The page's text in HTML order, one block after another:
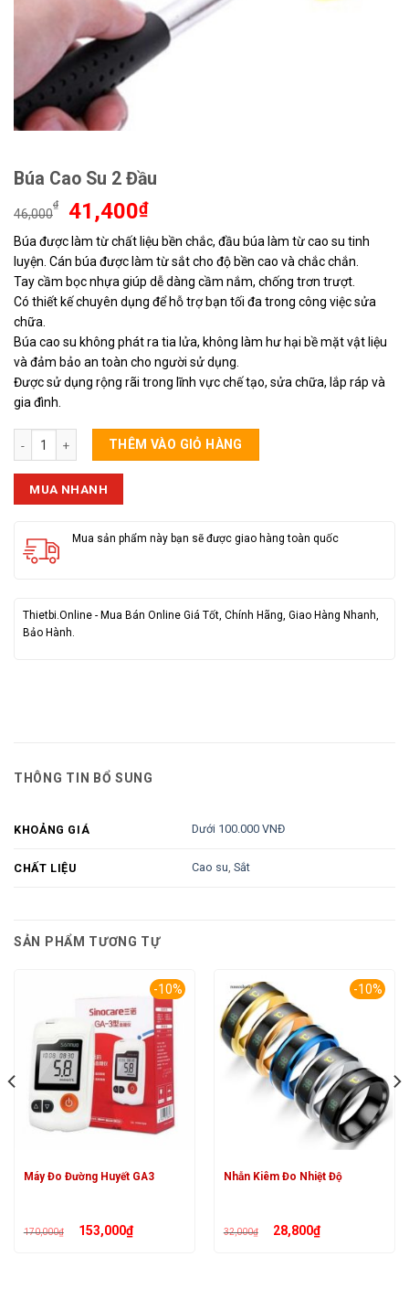
Búa Cao Su 2 Đầu
46,000
₫
Giá
gốc
là:
46,000₫.
41,400₫Giá
tại
là:
41,400₫.
Búa được làm từ chất liệu bền chắc, đầu búa làm từ cao su tinh
luyện. Cán búa được làm từ sắt cho độ bền cao và chắc chắn.
Tay cầm bọc nhựa giúp dễ dàng cầm nắm, chống trơn trượt.
Có thiết kế chuyên dụng để hỗ trợ bạn tối đa trong công việc sửa
chữa.
Búa cao su không phát ra tia lửa, không làm hư hại bề mặt vật liệu
và đảm bảo an toàn cho người sử dụng.
Được sử dụng rộng rãi trong lĩnh vực chế tạo, sửa chữa, lắp ráp và
gia đình.
Búa Cao Su 2 Đầu số lượng
THÊM VÀO GIỎ HÀNG
MUA NHANH
Mua sản phẩm này bạn sẽ được giao hàng toàn quốc
Thietbi.Online - Mua Bán Online Giá Tốt, Chính Hãng, Giao Hàng Nhanh,
Bảo Hành.
THÔNG TIN BỔ SUNG
KHOẢNG GIÁ Dưới 100.000 VNĐ
CHẤT LIỆU Cao su,Sắt
SẢN PHẨM TƯƠNG TỰ
-10%
Máy Đo Đường Huyết GA3
170,000₫ Giá
gốc
153,000₫Giá
hiện
-10%
Nhẫn Kiêm Đo Nhiệt Độ
32,000₫ Giá
gốc
28,800₫Giá
hiện